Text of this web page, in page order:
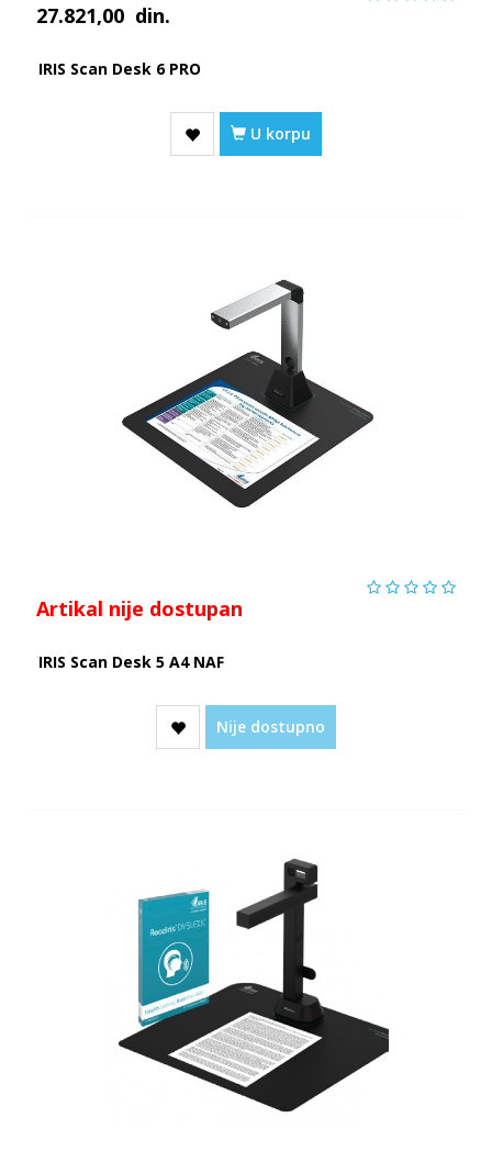
27.821,00 din.
IRIS Scan Desk 6 PRO
U korpu
Artikal nije dostupan
IRIS Scan Desk 5 A4 NAF
Nije dostupno